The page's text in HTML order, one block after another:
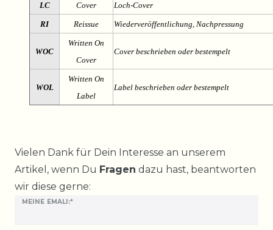
LC Cover Loch-Cover
RI Reissue Wiederveröffentlichung, Nachpressung
WOC
Written On
Cover
Cover beschrieben oder bestempelt
WOL
Written On
Label
Label beschrieben oder bestempelt
Vielen Dank für Dein Interesse an unserem
Artikel, wenn Du Fragen dazu hast, beantworten
wir diese gerne:
MEINE EMALI:*
Ceres::Template.mailFormHoneypotLabel